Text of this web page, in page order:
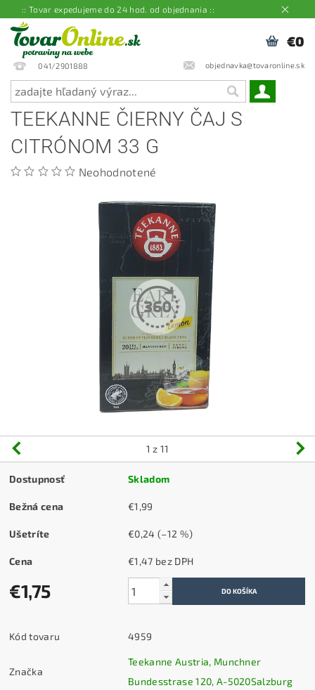
:: Tovar expedujeme do 24 hod. od objednania ::
041/2901888 objednavka@tovaronline.sk
€0
TEEKANNE ČIERNY ČAJ S
CITRÓNOM 33 G
Neohodnotené
1 z 11
Dostupnosť Skladom
Bežná cena €1,99
Ušetríte €0,24(–12 %)
Cena €1,47 bez DPH
€1,75
Kód tovaru 4959
Značka
Teekanne Austria, Munchner
Bundesstrase 120, A-5020Salzburg